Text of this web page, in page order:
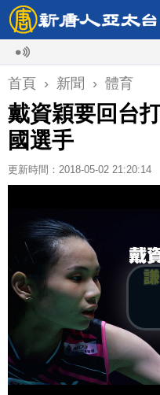
首頁 › 新聞 › 體育
戴資穎要回台
國選手
更新時間：2018-05-02 21:20:14